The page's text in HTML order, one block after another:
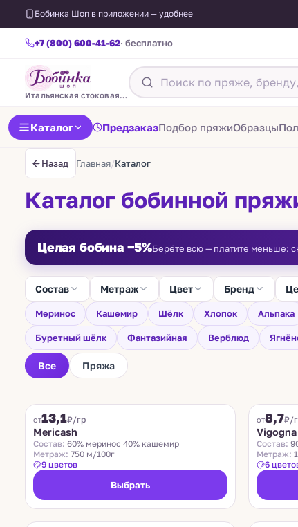
Бобинка Шоп в приложении — удобнее
+7 (800) 600-41-62· бесплатно
Итальянская стоковая пряжа
Каталог ПредзаказПодбор пряжиОбразцы
Назад Главная/Каталог
Каталог бобинной
Целая бобина −5%Берёте всю — платите меньше:
Состав Метраж Цвет Бренд
Меринос Кашемир Шёлк Хлопок Альпака
Буретный шёлк Фантазийная Верблюд
Все Пряжа
от13,1₽/гр
Mericash
Состав: 60% меринос 40% кашемир
Метраж: 750 м/100г
9 цветов
Выбрать
от8,7₽/
Vigogna
Состав:
Метраж:
6